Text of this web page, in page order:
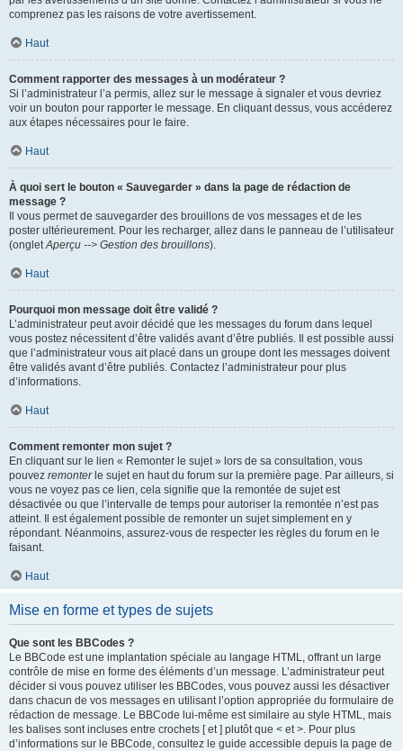
comprenez pas les raisons de votre avertissement.
Haut
Comment rapporter des messages à un modérateur ?
Si l’administrateur l’a permis, allez sur le message à signaler et vous devriez
voir un bouton pour rapporter le message. En cliquant dessus, vous accéderez
aux étapes nécessaires pour le faire.
Haut
À quoi sert le bouton « Sauvegarder » dans la page de rédaction de
message ?
Il vous permet de sauvegarder des brouillons de vos messages et de les
poster ultérieurement. Pour les recharger, allez dans le panneau de l’utilisateur
(ongletAperçu --> Gestion des brouillons).
Haut
Pourquoi mon message doit être validé ?
L’administrateur peut avoir décidé que les messages du forum dans lequel
vous postez nécessitent d’être validés avant d’être publiés. Il est possible aussi
que l’administrateur vous ait placé dans un groupe dont les messages doivent
être validés avant d’être publiés. Contactez l’administrateur pour plus
d’informations.
Haut
Comment remonter mon sujet ?
En cliquant sur le lien « Remonter le sujet » lors de sa consultation, vous
pouvez remonterle sujet en haut du forum sur la première page. Par ailleurs, si
vous ne voyez pas ce lien, cela signifie que la remontée de sujet est
désactivée ou que l’intervalle de temps pour autoriser la remontée n’est pas
atteint. Il est également possible de remonter un sujet simplement en y
répondant. Néanmoins, assurez-vous de respecter les règles du forum en le
faisant.
Haut
Mise en forme et types de sujets
Que sont les BBCodes ?
Le BBCode est une implantation spéciale au langage HTML, offrant un large
contrôle de mise en forme des éléments d’un message. L’administrateur peut
décider si vous pouvez utiliser les BBCodes, vous pouvez aussi les désactiver
dans chacun de vos messages en utilisant l’option appropriée du formulaire de
rédaction de message. Le BBCode lui-même est similaire au style HTML, mais
les balises sont incluses entre crochets [ et ] plutôt que < et >. Pour plus
d’informations sur le BBCode, consultez le guide accessible depuis la page de